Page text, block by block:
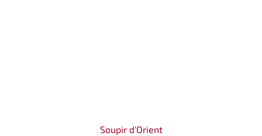
Soupir d'Orient